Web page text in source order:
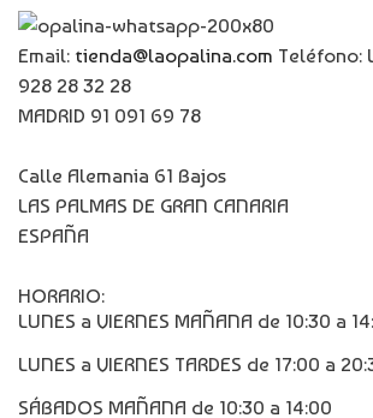
Email: tienda@laopalina.com Teléfono:
928 28 32 28
MADRID 91 091 69 78
Calle Alemania 61 Bajos
LAS PALMAS DE GRAN CANARIA
ESPAÑA
HORARIO:
LUNES a VIERNES MAÑANA de 10:30 a
LUNES a VIERNES TARDES de 17:00 a
SÁBADOS MAÑANA de 10:30 a 14:00